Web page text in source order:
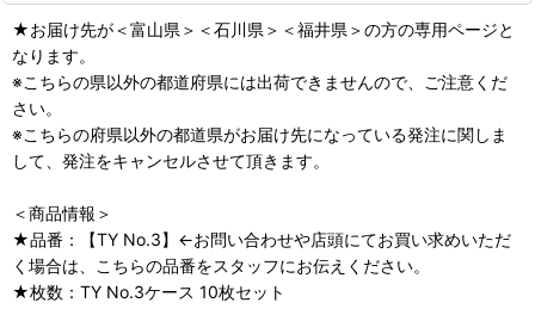
★お届け先が＜富山県＞＜石川県＞＜福井県＞の方の専用ページと
なります。
※こちらの県以外の都道府県には出荷できませんので、ご注意くだ
さい。
※こちらの府県以外の都道県がお届け先になっている発注に関しま
して、発注をキャンセルさせて頂きます。
＜商品情報＞
★品番：【TY No.3】←お問い合わせや店頭にてお買い求めいただ
く場合は、こちらの品番をスタッフにお伝えください。
★枚数：TY No.3ケース 10枚セット